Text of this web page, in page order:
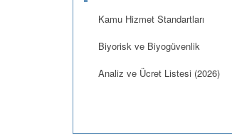
Kamu Hizmet Standartları
Biyorisk ve Biyogüvenlik
Analiz ve Ücret Listesi (2026)